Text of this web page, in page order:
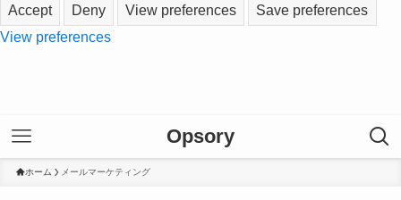
Accept
Deny View preferences
Save preferences
View preferences
Opsory
ホーム メールマーケティング